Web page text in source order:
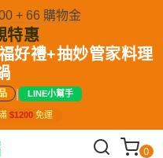
+ 66 購物金
特惠
好禮+抽妙管家料理
| LINE小幫手
$1200 免運
0